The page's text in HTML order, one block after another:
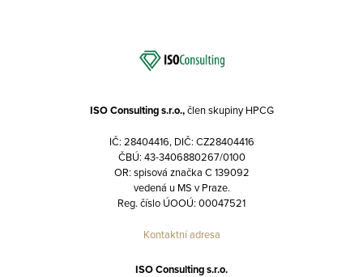
ISO Consulting s.r.o.,člen skupiny HPCG
IČ: 28404416, DIČ: CZ28404416
ČBÚ: 43-3406880267/0100
OR: spisová značka C 139092
vedená u MS v Praze.
Reg. číslo ÚOOÚ: 00047521
Kontaktní adresa
ISO Consulting s.r.o.